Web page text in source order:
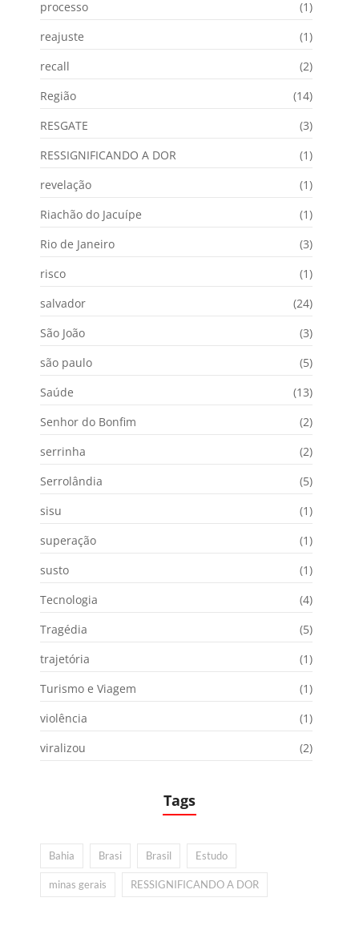
processo
(1)
reajuste
(1)
recall
(2)
Região
(14)
RESGATE
(3)
RESSIGNIFICANDO A DOR
(1)
revelação
(1)
Riachão do Jacuípe
(1)
Rio de Janeiro
(3)
risco
(1)
salvador
(24)
São João
(3)
são paulo
(5)
Saúde
(13)
Senhor do Bonfim
(2)
serrinha
(2)
Serrolândia
(5)
sisu
(1)
superação
(1)
susto
(1)
Tecnologia
(4)
Tragédia
(5)
trajetória
(1)
Turismo e Viagem
(1)
violência
(1)
viralizou
(2)
Tags
Bahia Brasi Brasil Estudo
minas gerais RESSIGNIFICANDO A DOR